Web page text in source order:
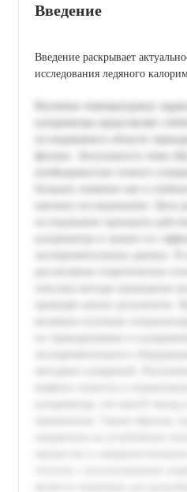
Введение
Введение раскрывает
исследования ледяного